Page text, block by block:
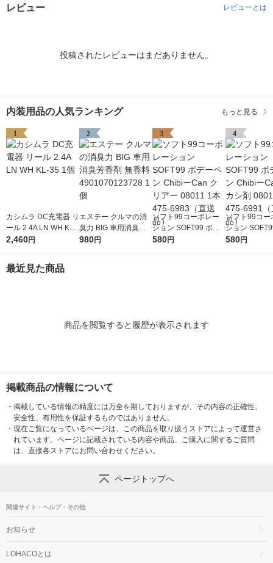
レビュー レビューとは
投稿されたレビューはまだありません。
内装用品の人気ランキング もっと見る
1
カシムラ DC充電器 リ
ール 2.4A LN WH KL-
35 1個
2,460円
2
エステー クルマの消
臭力 BIG 車用消臭芳
香剤 無香料 4901070
980円
3
ソフト99コーポレー
ション SOFT99 ボデ
ーペン ChibiーCan ク
580円
4
ソフト99コー
ション
ーペン Chibi
580円
最近見た商品
商品を閲覧すると履歴が表示されます
掲載商品の情報について
・ 掲載している情報の精度には万全を期しておりますが、その内容の正確性、
安全性、有用性を保証するものではありません。
・ 現在ご覧になっているページは、この商品を取り扱うストアによって運営さ
れています。ページに記載されている内容や商品、ご購入に関するご質問
は、直接各ストアにお問い合わせください。
ページトップへ
関連サイト・ヘルプ・その他
お知らせ
LOHACOとは